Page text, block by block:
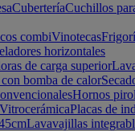
CuberteríaCuchillos
combiVinotecas
horizontales
de carga superior
con bomba de calor
Hornos
VitrocerámicaPlacas de
Lavavajillas